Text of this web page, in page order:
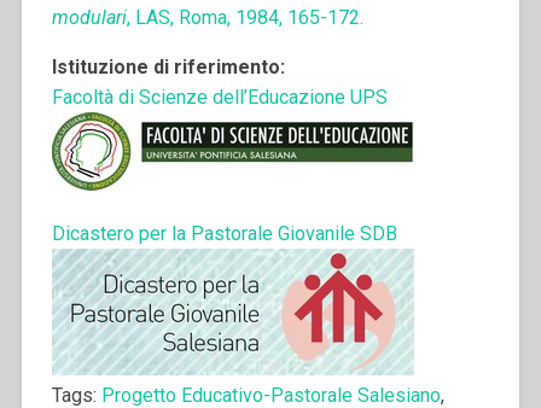
modulari, LAS, Roma, 1984, 165-172.
Istituzione di riferimento:
Facoltà di Scienze dell’Educazione UPS
Dicastero per la Pastorale Giovanile SDB
Tags: Progetto Educativo-Pastorale Salesiano,